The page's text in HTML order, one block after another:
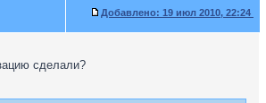
Добавлено: 19 июл 2010, 22:24
сделали?